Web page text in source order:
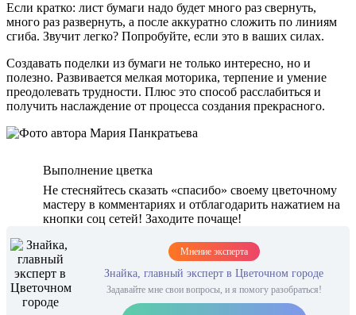
Если кратко: лист бумаги надо будет много раз свернуть,
много раз развернуть, а после аккуратно сложить по линиям
сгиба. Звучит легко? Попробуйте, если это в ваших силах.
Создавать поделки из бумаги не только интересно, но и
полезно. Развивается мелкая моторика, терпение и умение
преодолевать трудности. Плюс это способ расслабиться и
получить наслаждение от процесса создания прекрасного.
Выполнение цветка
Не стесняйтесь сказать «спасибо» своему цветочному
мастеру в комментариях и отблагодарить нажатием на
кнопки соц сетей! Заходите почаще!
Мнение эксперта
Знайка, главный эксперт в Цветочном городе
Задавайте мне свои вопросы, и я помогу разобраться!